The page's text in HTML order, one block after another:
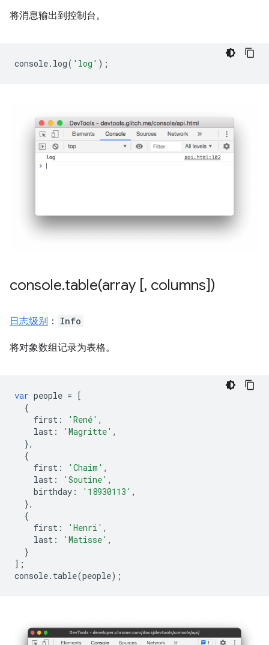
将消息输出到控制台。
console. log( 'log' );
console.table(array [, columns])
日志级别 ： Info
将对象数组记录为表格。
var people =
[
{
first : 'René' ,
last : 'Magritte' ,
},
{
first : 'Chaim' ,
last : 'Soutine' ,
birthday : '18930113' ,
},
{
first : 'Henri' ,
last : 'Matisse' ,
}
];
console. table(people);